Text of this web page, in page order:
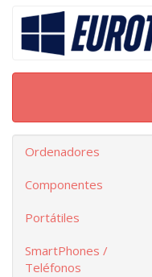
Ordenadores
Componentes
Portátiles
SmartPhones /
Teléfonos